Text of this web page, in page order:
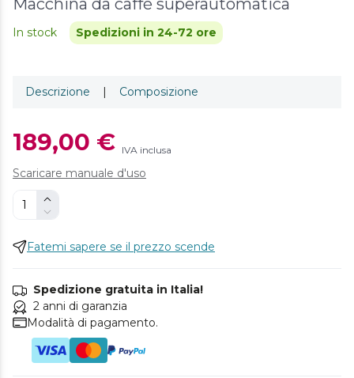
Macchina da caffè superautomatica
In stock Spedizioni in 24-72 ore
Descrizione | Composizione
189,00 € IVA inclusa
Scaricare manuale d'uso
Fatemi sapere se il prezzo scende
Spedizione gratuita in Italia!
2 anni di garanzia
Modalità di pagamento.